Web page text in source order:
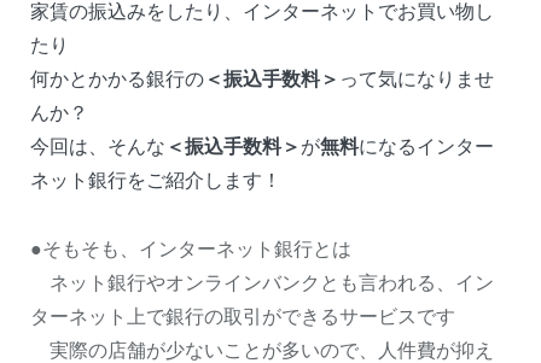
家賃の振込みをしたり、インターネットでお買い物し
たり
何かとかかる銀行の ＜振込手数料＞ って気になりませ
んか？
今回は、そんな ＜振込手数料＞ が無料になるインター
ネット銀行をご紹介します！
●そもそも、インターネット銀行とは
ネット銀行やオンラインバンクとも言われる、イン
ターネット上で銀行の取引ができるサービスです
実際の店舗が少ないことが多いので、人件費が抑え